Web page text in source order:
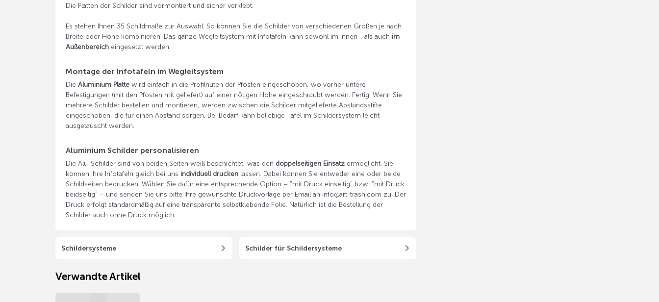
Die Platten der Schilder sind vormontiert und sicher verklebt.
Es stehen Ihnen 35 Schildmaße zur Auswahl. So können Sie die Schilder von verschiedenen Größen je nach
Breite oder Höhe kombinieren. Das ganze Wegleitsystem mit Infotafeln kann sowohl im Innen-, als auch im
Außenbereicheingesetzt werden.
Montage der Infotafeln im Wegleitsystem
Die Aluminium Plattewird einfach in die Profilnuten der Pfosten eingeschoben, wo vorher untere
Befestigungen (mit den Pfosten mit geliefert) auf einer nötigen Höhe eingeschraubt werden. Fertig! Wenn Sie
mehrere Schilder bestellen und montieren, werden zwischen die Schilder mitgelieferte Abstandsstifte
eingeschoben, die für einen Abstand sorgen. Bei Bedarf kann beliebige Tafel im Schildersystem leicht
ausgetauscht werden.
Aluminium Schilder personalisieren
Die Alu-Schilder sind von beiden Seiten weiß beschichtet, was den doppelseitigen Einsatzermöglicht. Sie
können Ihre Infotafeln gleich bei uns individuell druckenlassen. Dabei können Sie entweder eine oder beide
Schildseiten bedrucken. Wählen Sie dafür eine entsprechende Option – "mit Druck einseitig" bzw. "mit Druck
beidseitig" – und senden Sie uns bitte Ihre gewünschte Druckvorlage per Email an info@art-trash.com zu. Der
Druck erfolgt standardmäßig auf eine transparente selbstklebende Folie. Natürlich ist die Bestellung der
Schilder auch ohne Druck möglich.
Schildersysteme Schilder für Schildersysteme
Verwandte Artikel